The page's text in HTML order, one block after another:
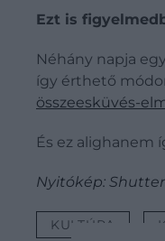
Ezt is
Néhány napja
így érthető
összeesküvés-
És ez alighanem
Nyitókép:
KULTÚRA